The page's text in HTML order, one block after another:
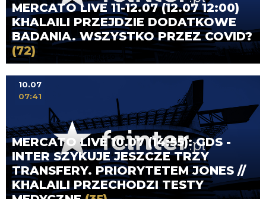
MERCATO LIVE 11-12.07 (12.07 12:00)
KHALAILI PRZEJDZIE DODATKOWE
BADANIA. WSZYSTKO PRZEZ COVID?
(72)
MERCATO LIVE 10.07 (14:55): GDS -
INTER SZYKUJE JESZCZE TRZY
TRANSFERY. PRIORYTETEM JONES //
KHALAILI PRZECHODZI TESTY
10.07
07:41